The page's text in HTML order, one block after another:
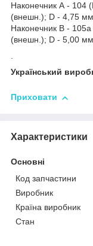
Наконечник А - 104
(внешн.); D - 4,75
Наконечник В -
(внешн.); D - 5,00
.
Український
Приховати
Характеристики
Основні
Код запчастини
Виробник
Країна виробник
Стан